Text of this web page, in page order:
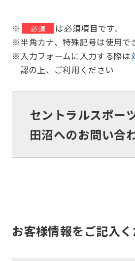
※ 必須
は必須項目です。
※半角カナ、特殊記号は使用で
※入力フォームに入力する際は
認の上、ご利用ください
セントラルスポー
田沼へのお問い合
お客様情報をご記入く